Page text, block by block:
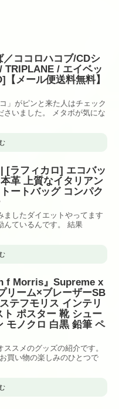
ココロハコブ/CDシ
TRIPLANE / エイベッ
メール便送料無料】
」がピンと来た人はチェック
いました。 メタボが気にな
[ラフィカロ] エコバッ
革 上質なイタリアン
ートバッグ コンパク
ましたダイエットやってます
んているんです。 結果
f Morris』Supreme x
リーム×ブレーザーSB
テフモリス インテリ
ポスター 靴 シュー
モノクロ 白黒 鉛筆 ペ
スメのグッズの紹介です。
買い物の楽しみのひとつで